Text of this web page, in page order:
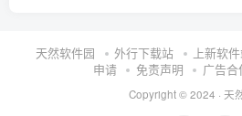
天然软件园 外行下载站 上新软
申请
免责声明 广告合
Copyright © 2024 · 天